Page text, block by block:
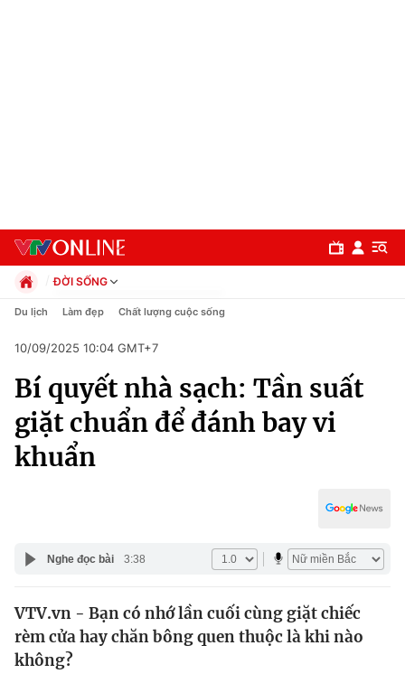
Chuyên mục
Chính trị
Xã hội
Y tế
Thế giới
Tin tức
Kinh tế
ĐỜI SỐNG
Chính trị
Pháp luật
Kinh tế
Thể thao
Truyền hình
Văn hóa - Giải trí
Du lịch Làm đẹp Chất lượng cuộc sống
10/09/2025 10:04 GMT+7
Bí quyết nhà sạch: Tần suất
giặt chuẩn để đánh bay vi
khuẩn
Nghe đọc bài 3:38
VTV.vn - Bạn có nhớ lần cuối cùng giặt chiếc
rèm cửa hay chăn bông quen thuộc là khi nào
không?